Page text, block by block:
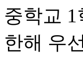
중학교 1
한해 우